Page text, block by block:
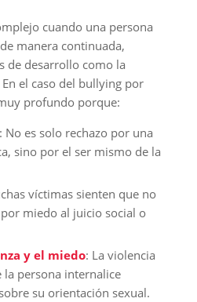
cuando una persona
manera continuada,
de desarrollo como la
el caso del bullying por
profundo porque:
: No es solo rechazo por una
sino por el ser mismo de la
víctimas sienten que no
miedo al juicio social o
y el miedo: La violencia
la persona internalice
su orientación sexual.